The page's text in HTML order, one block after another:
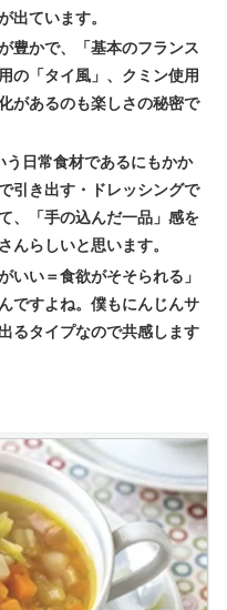
出ています。
豊かで、「基本のフランス
の「タイ風」、クミン使用
があるのも楽しさの秘密で
う日常食材であるにもかか
引き出す・ドレッシングで
、「手の込んだ一品」感を
んらしいと思います。
いい＝食欲がそそられる」
ですよね。僕もにんじんサ
るタイプなので共感します